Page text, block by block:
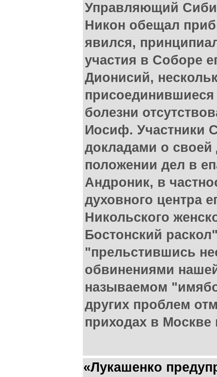
Управляющий
Никон обещал
явился,
участия в Соборе
Дионисий,
болезни
Иосиф. Участники
докладами о своей
положении дел в
Андроник, в
духовного центра
Никольского
Бостонский
"прельстившись
обвинениями
называемом
других проблем
приходах в Москве
«Лукашенко